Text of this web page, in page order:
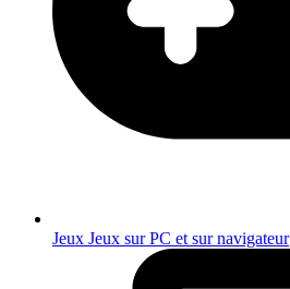
Jeux Jeux sur PC et sur navigateur